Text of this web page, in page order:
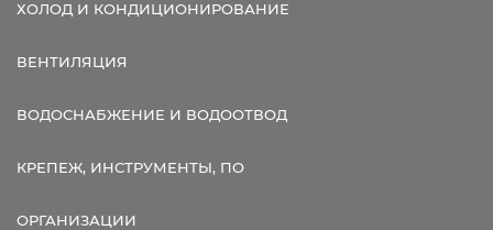
ХОЛОД И КОНДИЦИОНИРОВАНИЕ
ВЕНТИЛЯЦИЯ
ВОДОСНАБЖЕНИЕ И ВОДООТВОД
КРЕПЕЖ, ИНСТРУМЕНТЫ, ПО
ОРГАНИЗАЦИИ